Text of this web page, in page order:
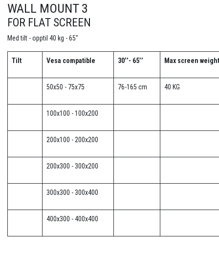
WALL MOUNT 3
FOR FLAT SCREEN
Med tilt - opptil 40 kg - 65"
Tilt Vesa compatible 30’’- 65’’ Max screen weight
50x50 - 75x75 76-165 cm 40 KG
100x100 - 100x200
200x100 - 200x200
200x300 - 300x200
300x300 - 300x400
400x300 - 400x400